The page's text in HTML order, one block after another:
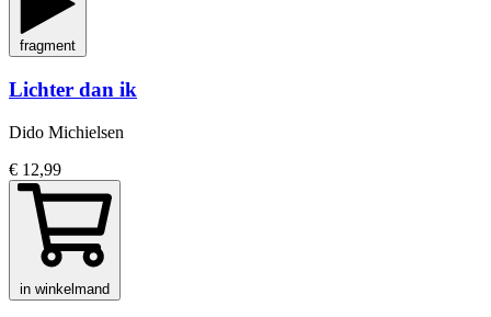
fragment
Lichter dan ik
Dido Michielsen
€ 12,99
in winkelmand